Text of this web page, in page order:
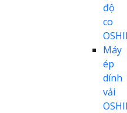
độ
co
Máy
ép
dính
vải